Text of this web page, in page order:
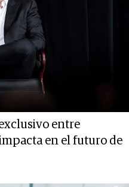
entre
en el futuro de